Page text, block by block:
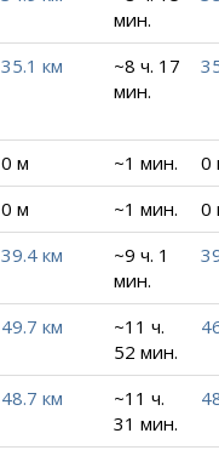
мин.
35.1 км
~8 ч. 17
мин.
0 м ~1 мин.
0
0 м ~1 мин.
0
39.4 км
~9 ч. 1
мин.
49.7 км
~11 ч.
52 мин.
48.7 км
~11 ч.
31 мин.